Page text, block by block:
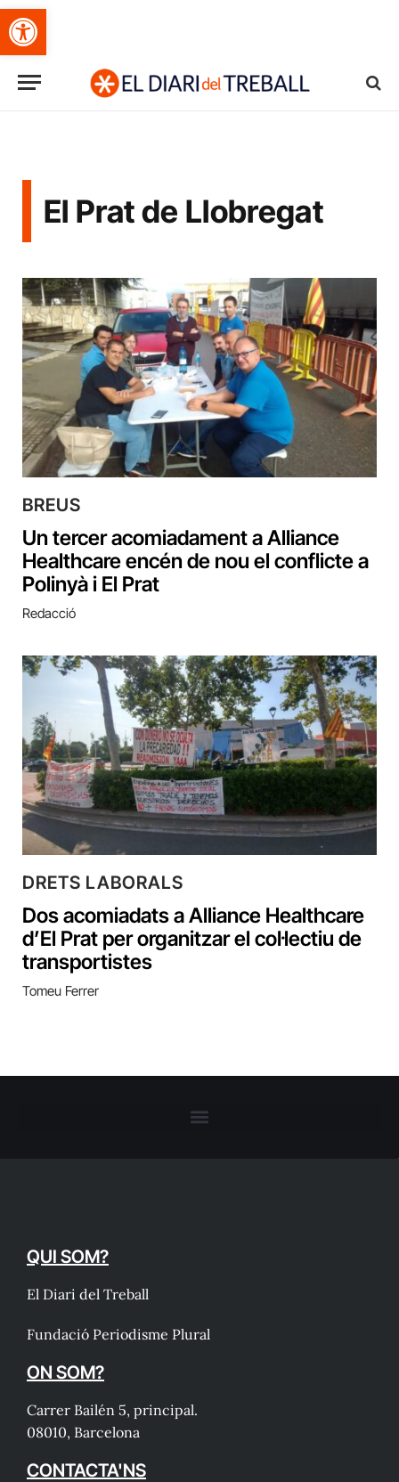
Obre la barra d'eines
El Prat de Llobregat
BREUS
Un tercer acomiadament a Alliance
Healthcare encén de nou el conflicte a
Polinyà i El Prat
Redacció
DRETS LABORALS
Dos acomiadats a Alliance Healthcare
d’El Prat per organitzar el col·lectiu de
transportistes
Tomeu Ferrer
QUI SOM?
El Diari del Treball
Fundació Periodisme Plural
ON SOM?
Carrer Bailén 5, principal.
08010, Barcelona
CONTACTA'NS